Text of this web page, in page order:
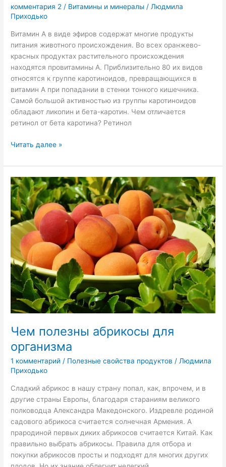
комментария 2 / Витамины и минералы /Людмила
Приходько
Витамин А в виде эфиров содержат многие продукты
питания животного происхождения. Во всех оранжево-
красных продуктах растительного происхождения
находятся провитамины А. Приблизительно 80 их видов
относятся к группе каротиноидов, превращающихся в
витамин А при попадании в стенки тонкого кишечника.
Самой большой активностью из группы каротиноидов
обладают ликопин и бета-каротин. Чем отличается
ретинол от бета каротина? Ретинол
Читать далее »
Чем полезны абрикосы для
организма
1 комментарий / Полезные свойства продуктов /Людмила
Приходько
Сладкий абрикос в нашу страну попал, как, впрочем, и в
другие страны Европы, благодаря стараниям великого
полководца Александра Македонского. Издревле родиной
садового абрикоса считается солнечная Армения. А
прародиной первых диких абрикосов считается Китай. Как
правильно выбрать абрикосы. Правила для отбора и
покупки абрикосов просты и подходят для многих других
Чем
полезны
абрикосы
для
организма